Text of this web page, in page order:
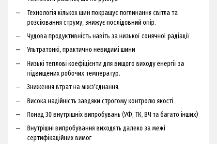
Технологія кількох шин покращує поглинання світла та
розсіювання струму, знижує послідовний опір.
Чудова продуктивність навіть за низької сонячної радіації
Ультратонкі, практично невидимі шини
Низькі теплові коефіцієнти для вищого виходу енергії за
підвищених робочих температур.
Зниження втрат на міжз’єднання.
Висока надійність завдяки строгому контролю якості
Понад 30 внутрішніх випробувань (УФ, ТК, ВЧ та багато інших)
Внутрішні випробування виходять далеко за межі
сертифікаційних вимог